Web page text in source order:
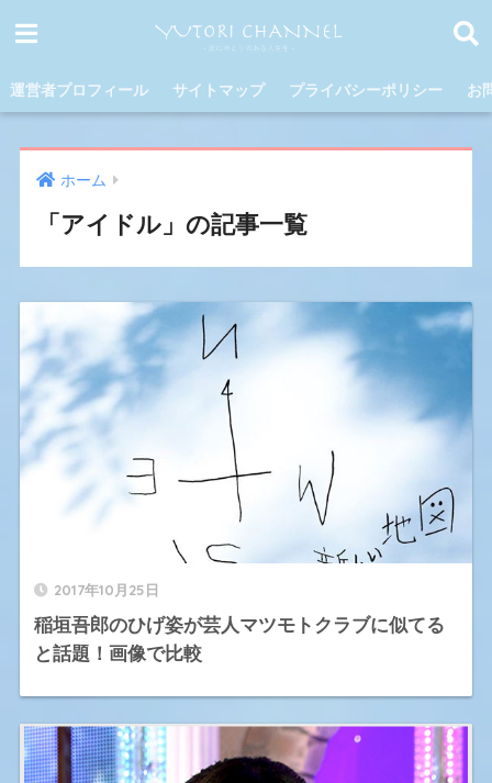
運営者プロフィール サイトマップ プライバシーポリシー お
ホーム
「アイドル」の記事一覧
2017年10月25日
稲垣吾郎のひげ姿が芸人マツモトクラブに似てる
と話題！画像で比較